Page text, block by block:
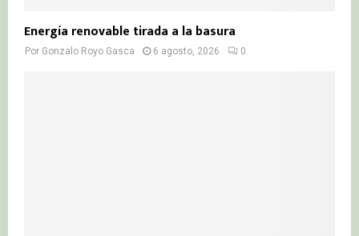
Energía renovable tirada a la basura
Por Gonzalo Royo Gasca 6 agosto, 2026 0